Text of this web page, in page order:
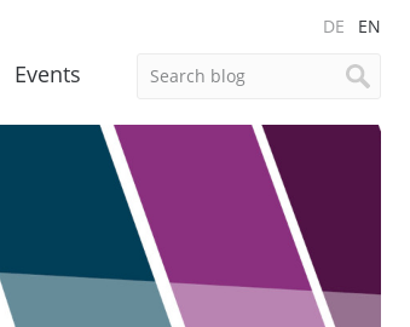
DE EN
Events